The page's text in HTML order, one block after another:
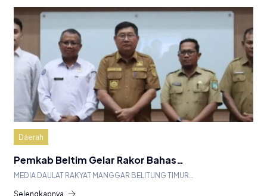
Daerah
Pemkab Beltim Gelar Rakor Bahas…
MEDIA DAULAT RAKYAT MANGGAR BELITUNG TIMUR…
Selengkapnya